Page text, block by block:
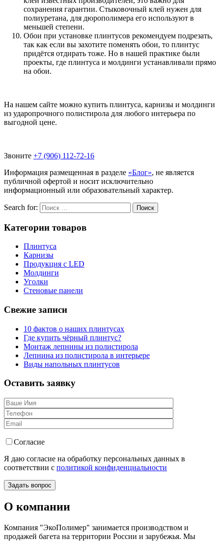
сохранения гарантии. Стыковочный клей нужен для
полиуретана, для дюрополимера его используют в
меньшей степени.
Обои при установке плинтусов рекомендуем подрезать,
так как если вы захотите поменять обои, то плинтус
придётся отдирать тоже. Но в нашей практике были
проекты, где плинтуса и молдинги устанавливали прямо
на обои.
На нашем сайте можно купить плинтуса, карнизы и молдинги
из ударопрочного полистирола для любого интерьера по
выгодной цене.
Звоните +7 (906) 112-72-16
Информация размещенная в разделе «Блог», не является
публичной офертой и носит исключительно
информационный или образовательный характер.
Search for: Поиск
Категории товаров
Плинтуса
Карнизы
Продукция с LED
Молдинги
Уголки
Стеновые панели
Свежие записи
10 фактов о наших плинтусах
Где купить чёрный плинтус?
Монтаж лепнины из полистирола
Лепнина из полистирола в интерьере
Виды напольных плинтусов
Оставить заявку
Согласие
Я даю согласие на обработку персональных данных в
соответствии с политикой конфиденциальности
О компании
Компания "ЭкоПолимер" занимается производством и
продажей багета на территории России и зарубежья. Мы